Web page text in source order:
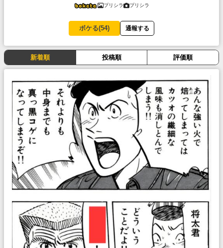
プリシラ プリシラ
ボケる(54) 通報する
新着順 投稿順 評価順